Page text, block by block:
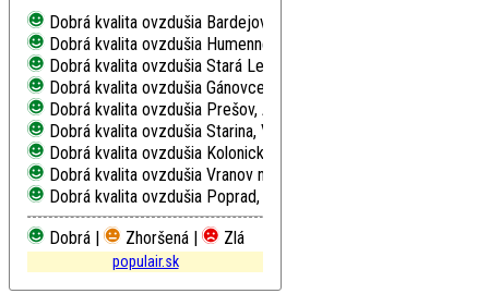
Dobrá kvalita ovzdušia Bardejov, Pod Vinbargom
Dobrá kvalita ovzdušia Humenné, Nám. Slobody
Dobrá kvalita ovzdušia Stará Lesná, AÚ SAV, EMEP
Dobrá kvalita ovzdušia Gánovce, Meteo. st.
Dobrá kvalita ovzdušia Prešov, Arm. gen. L. Svobodu
Dobrá kvalita ovzdušia Starina, Vodná nádrž, EMEP
Dobrá kvalita ovzdušia Kolonické sedlo, Hvezdáreň
Dobrá kvalita ovzdušia Vranov nad Topľou, M. R. Štefánika
Dobrá kvalita ovzdušia Poprad, Železničná
Dobrá |
Zhoršená | Zlá
populair.sk